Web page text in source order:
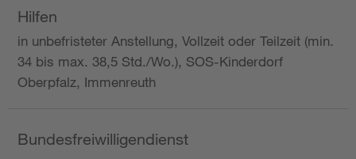
Hilfen
in unbefristeter Anstellung, Vollzeit oder Teilzeit (min.
34 bis max. 38,5 Std./Wo.), SOS-Kinderdorf
Oberpfalz, Immenreuth
Bundesfreiwilligendienst